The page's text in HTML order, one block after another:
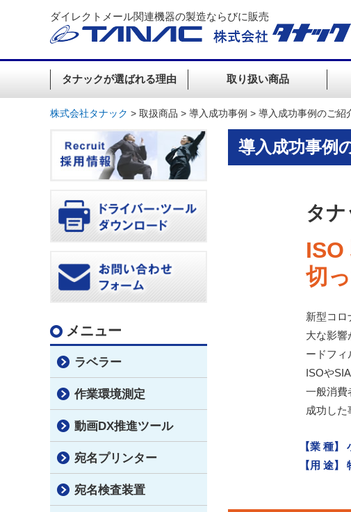
ダイレクトメール関連機器の製造ならびに販売
タナックが選ばれる理由 取り扱い商品
株式会社タナック > 取扱商品 > 導入成功事例 > 導入成功事例のご紹
メニュー
ラベラー
作業環境測定
動画DX推進ツール
宛名プリンター
宛名検査装置
導入成功事例
タ
ISO
切
新型コロ
大な影響
ードフィ
ISOや
一般消費
成功した
【業 種】
【用 途】